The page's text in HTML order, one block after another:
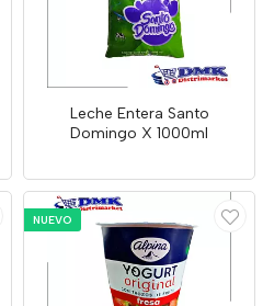
Leche Entera Santo
Domingo X 1000ml
NUEVO